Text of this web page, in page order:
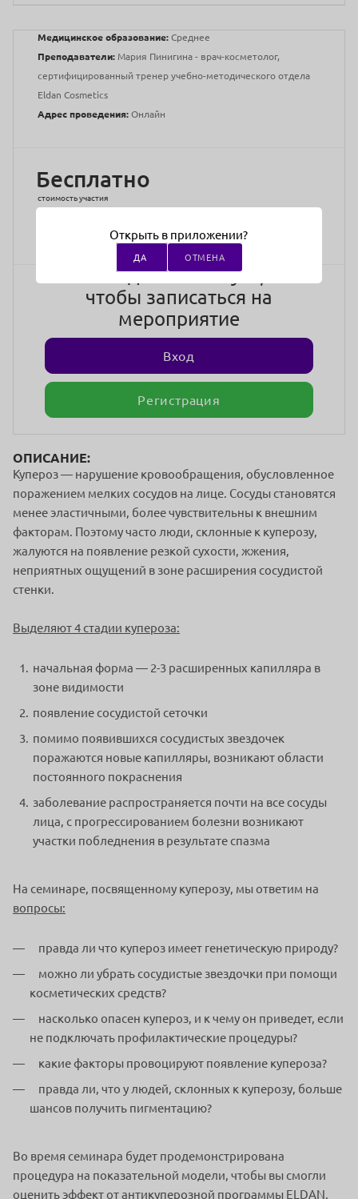
Медицинское образование: Среднее
Преподаватели: Мария Пинигина - врач-косметолог,
сертифицированный тренер учебно-методического отдела
Eldan Cosmetics
Адрес проведения: Онлайн
Бесплатно
стоимость участия
Войдите в аккаунт,
чтобы записаться на
мероприятие
Вход
Регистрация
ОПИСАНИЕ:
Купероз — нарушение кровообращения, обусловленное
поражением мелких сосудов на лице. Сосуды становятся
менее эластичными, более чувствительны к внешним
факторам. Поэтому часто люди, склонные к куперозу,
жалуются на появление резкой сухости, жжения,
неприятных ощущений в зоне расширения сосудистой
стенки.
Выделяют 4 стадии купероза:
начальная форма — 2-3 расширенных капилляра в
зоне видимости
появление сосудистой сеточки
помимо появившихся сосудистых звездочек
поражаются новые капилляры, возникают области
постоянного покраснения
заболевание распространяется почти на все сосуды
лица, с прогрессированием болезни возникают
участки побледнения в результате спазма
На семинаре, посвященному куперозу, мы ответим на
вопросы:
правда ли что купероз имеет генетическую природу?
можно ли убрать сосудистые звездочки при помощи
косметических средств?
насколько опасен купероз, и к чему он приведет, если
не подключать профилактические процедуры?
какие факторы провоцируют появление купероза?
правда ли, что у людей, склонных к куперозу, больше
шансов получить пигментацию?
Во время семинара будет продемонстрирована
процедура на показательной модели, чтобы вы смогли
оценить эффект от антикуперозной программы ELDAN.
Открыть в приложении?
ДА ОТМЕНА